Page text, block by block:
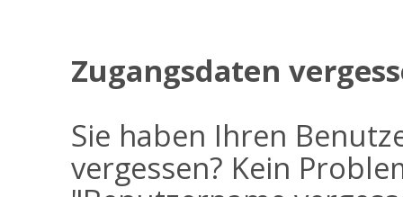
Zugangsdaten
Sie haben Ihren
vergessen? Kein